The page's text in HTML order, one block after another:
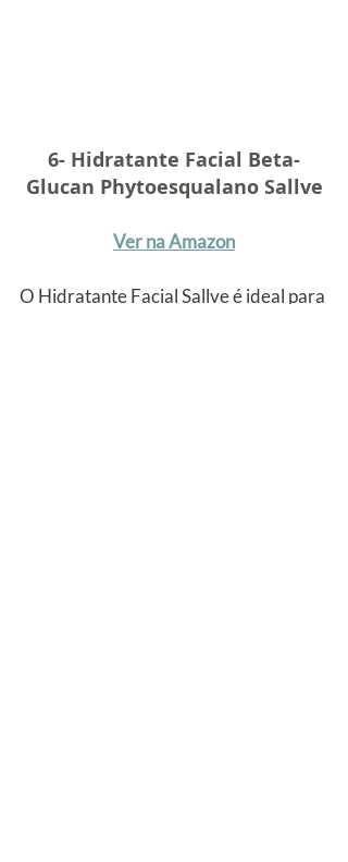
6- Hidratante Facial Beta-
Glucan Phytoesqualano Sallve
Ver na Amazon
O Hidratante Facial Sallve é ideal para